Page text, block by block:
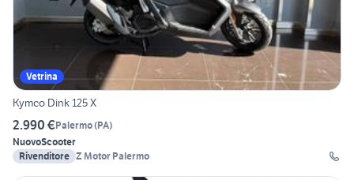
Vetrina
Kymco Dink 125 X
2.990 €Palermo(PA)
NuovoScooter
Rivenditore Z Motor Palermo